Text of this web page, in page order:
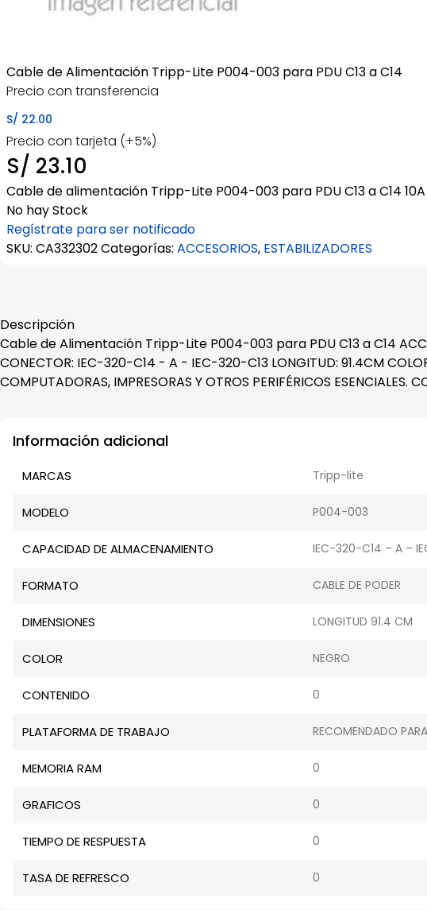
Cable de Alimentación Tripp-Lite P004-003 para PDU C13 a C14
Precio con transferencia
S/ 22.00
Precio con tarjeta (+5%)
S/ 23.10
Cable de alimentación Tripp-Lite P004-003 para PDU C13 a C14 10A
No hay Stock
Regístrate para ser notificado
SKU: CA332302Categorías: ACCESORIOS, ESTABILIZADORES
Descripción
Cable de Alimentación Tripp-Lite P004-003 para PDU C13 a C14
CONECTOR: IEC-320-C14 - A - IEC-320-C13 LONGITUD: 91.4CM
COMPUTADORAS, IMPRESORAS Y OTROS PERIFÉRICOS
Información adicional
MARCAS Tripp-lite
MODELO P004-003
CAPACIDAD DE ALMACENAMIENTO IEC-320-C14 – A –
FORMATO CABLE DE PODER
DIMENSIONES LONGITUD 91.4 CM
COLOR NEGRO
CONTENIDO 0
PLATAFORMA DE TRABAJO RECOMENDADO
MEMORIA RAM 0
GRAFICOS 0
TIEMPO DE RESPUESTA 0
TASA DE REFRESCO 0